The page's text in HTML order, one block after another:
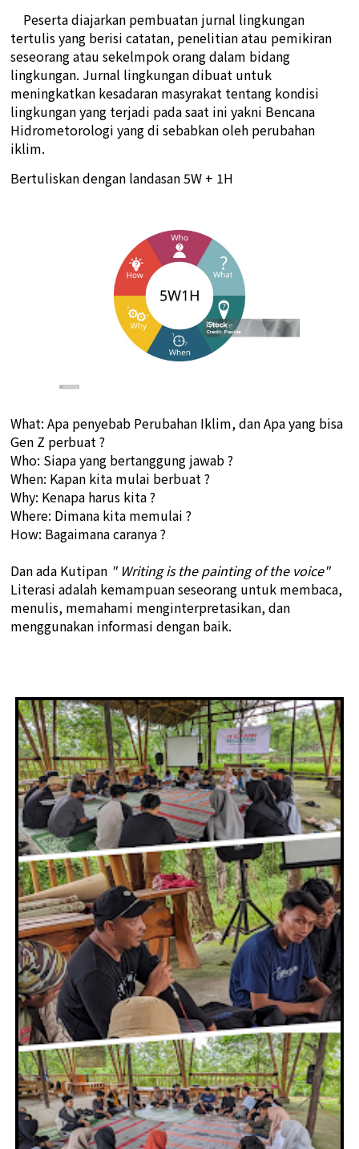
Peserta diajarkan pembuatan jurnal lingkungan
tertulis yang berisi catatan, penelitian atau pemikiran
seseorang atau sekelmpok orang dalam bidang
lingkungan. Jurnal lingkungan dibuat untuk
meningkatkan kesadaran masyrakat tentang kondisi
lingkungan yang terjadi pada saat ini yakni Bencana
Hidrometorologi yang di sebabkan oleh perubahan
iklim.
Bertuliskan dengan landasan 5W + 1H
What: Apa penyebab Perubahan Iklim, dan Apa yang bisa
Gen Z perbuat ?
Who: Siapa yang bertanggung jawab ?
When: Kapan kita mulai berbuat ?
Why: Kenapa harus kita ?
Where: Dimana kita memulai ?
How: Bagaimana caranya ?
Dan ada Kutipan " Writing is the painting of the voice"
Literasi adalah kemampuan seseorang untuk membaca,
menulis, memahami menginterpretasikan, dan
menggunakan informasi dengan baik.